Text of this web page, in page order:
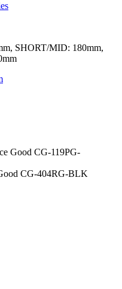
SHORT/MID: 180mm,
Good CG-119PG-
CG-404RG-BLK